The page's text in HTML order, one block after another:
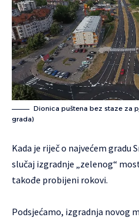
Dionica puštena bez staze za
grada)
Kada je riječ o najvećem gradu
slučaj izgradnje „zelenog“
takođe probijeni rokovi.
Podsjećamo, izgradnja novog